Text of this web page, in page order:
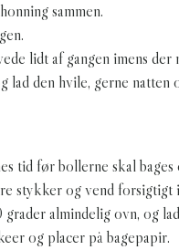
sammen.
lidt af gangen imens der
lad den hvile, gerne
tid før bollerne skal
stykker og vend forsigtigt
almindelig ovn, og
og placer på bagepapir.